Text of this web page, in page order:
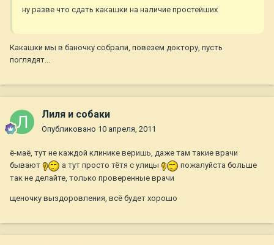
ну разве что сдать какашки на наличие простейших
Какашки мы в баночку собрали, повезем доктору, пусть
поглядят...
Лиля и собаки
Опубликовано 10 апреля, 2011
ё-маё, тут не каждой клинике веришь, даже там такие врачи
бывают
а тут просто тётя с улицы
пожалуйста больше
так не делайте, только проверенные врачи
щеночку выздоровления, всё будет хорошо